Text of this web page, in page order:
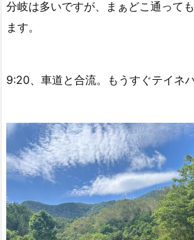
分岐は多いですが、まぁどこ通って
ます。
9:20、車道と合流。もうすぐテイネハ